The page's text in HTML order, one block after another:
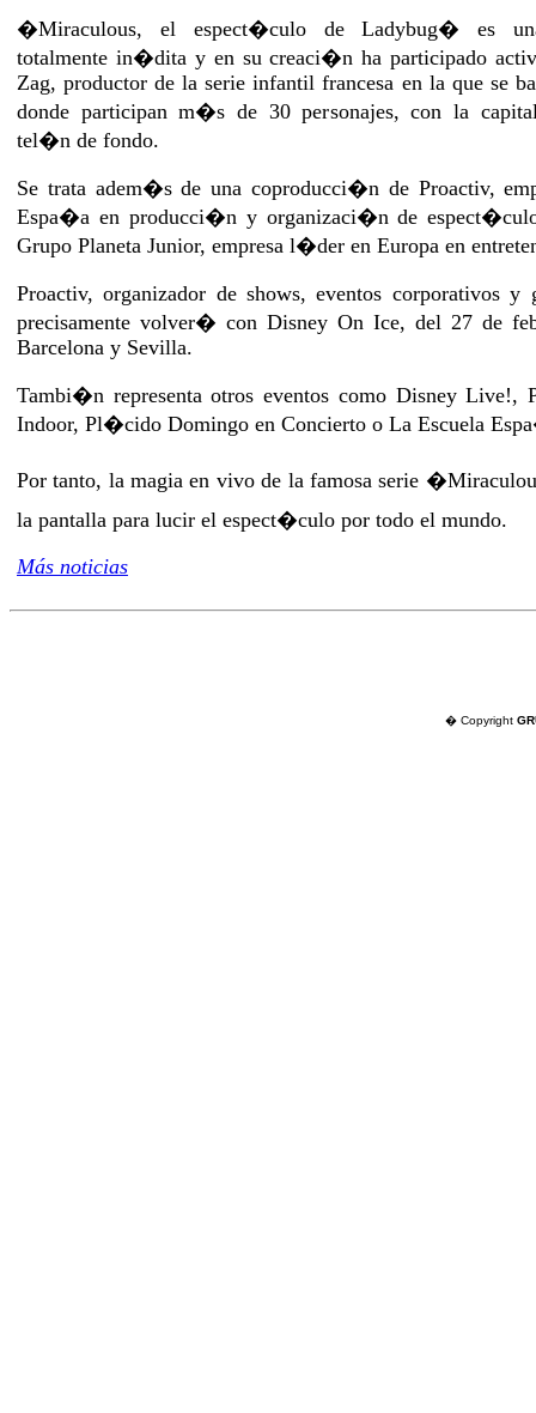
�Miraculous, el espect�culo de Ladybug� es
totalmente in�dita y en su creaci�n ha participado
Zag, productor de la serie infantil francesa en la que se
donde participan m�s de 30 personajes, con la
tel�n de fondo.
Se trata adem�s de una coproducci�n de Proactiv,
Espa�a en producci�n y organizaci�n de
Grupo Planeta Junior, empresa l�der en Europa en
Proactiv, organizador de shows, eventos corporativos
precisamente volver� con Disney On Ice, del 27 de
Barcelona y Sevilla.
Tambi�n representa otros eventos como Disney Live!,
Indoor, Pl�cido Domingo en Concierto o La Escuela
Por tanto, la magia en vivo de la famosa serie
la pantalla para lucir el espect�culo por todo el mundo.
Más noticias
� Copyright